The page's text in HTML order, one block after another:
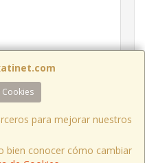
para mejorar nuestros
bien conocer cómo cambiar